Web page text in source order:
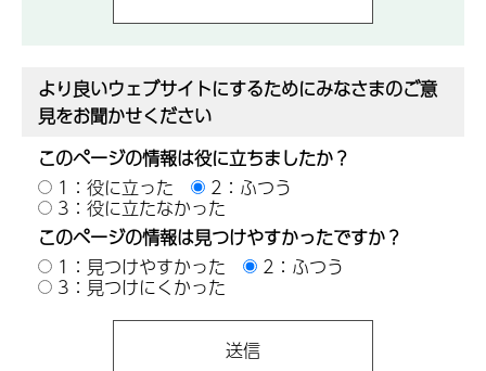
より良いウェブサイトにするためにみなさまのご意
見をお聞かせください
このページの情報は役に立ちましたか？
1：役に立った
2：ふつう
3：役に立たなかった
このページの情報は見つけやすかったですか？
1：見つけやすかった
2：ふつう
3：見つけにくかった